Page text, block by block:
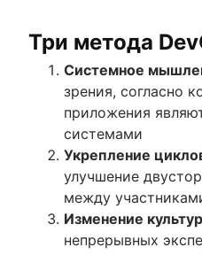
Три метода
Системное
зрения, согласно
приложения
системами
Укрепление
улучшение
между
Изменение
непрерывных